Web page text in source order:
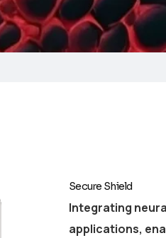
Secure Shield
Integrating
applications,